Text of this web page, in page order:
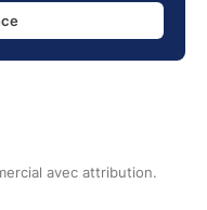
avec attribution.